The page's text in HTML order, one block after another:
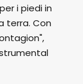
i piedi in
terra. Con